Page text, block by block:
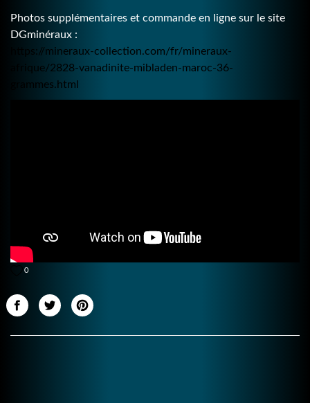
Photos supplémentaires et commande en ligne sur le site
DGminéraux :
https://mineraux-collection.com/fr/mineraux-
afrique/2828-vanadinite-mibladen-maroc-36-
grammes.html
0